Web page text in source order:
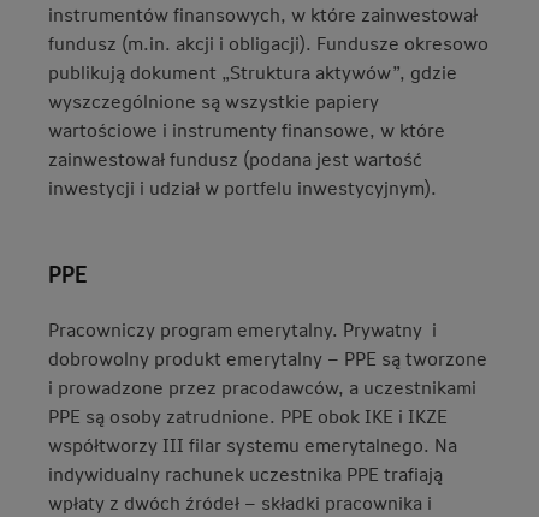
instrumentów finansowych, w które zainwestował
fundusz (m.in. akcji i obligacji). Fundusze okresowo
publikują dokument „Struktura aktywów”, gdzie
wyszczególnione są wszystkie papiery
wartościowe i instrumenty finansowe, w które
zainwestował fundusz (podana jest wartość
inwestycji i udział w portfelu inwestycyjnym).
PPE
Pracowniczy program emerytalny. Prywatny i
dobrowolny produkt emerytalny – PPE są tworzone
i prowadzone przez pracodawców, a uczestnikami
PPE są osoby zatrudnione. PPE obok IKE i IKZE
współtworzy III filar systemu emerytalnego. Na
indywidualny rachunek uczestnika PPE trafiają
wpłaty z dwóch źródeł – składki pracownika i